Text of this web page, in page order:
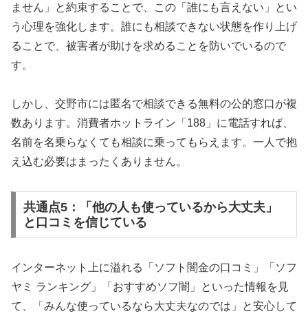
ません」と約束することで、この「誰にも言えない」とい
う心理を強化します。誰にも相談できない状態を作り上げ
ることで、被害者が助けを求めることを防いでいるので
す。
しかし、交野市には匿名で相談できる無料の公的窓口が複
数あります。消費者ホットライン「188」に電話すれば、
名前を名乗らなくても相談に乗ってもらえます。一人で抱
え込む必要はまったくありません。
共通点5：「他の人も使っているから大丈夫」
と口コミを信じている
インターネット上に溢れる「ソフト闇金の口コミ」「ソフ
ヤミ ランキング」「おすすめソフ闇」といった情報を見
て、「みんな使っているなら大丈夫なのでは」と安心して